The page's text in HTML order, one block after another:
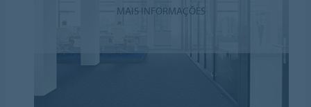
MAIS INFORMAÇÕES